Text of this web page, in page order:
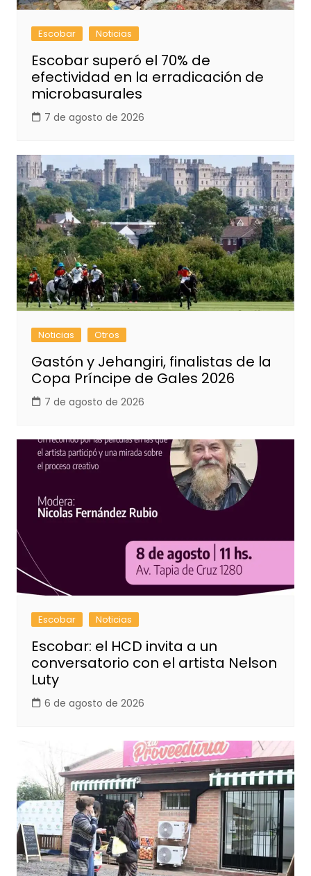
Escobar Noticias
Escobar superó el 70% de
efectividad en la erradicación de
microbasurales
7 de agosto de 2026
Noticias Otros
Gastón y Jehangiri, finalistas de la
Copa Príncipe de Gales 2026
7 de agosto de 2026
Escobar Noticias
Escobar: el HCD invita a un
conversatorio con el artista Nelson
Luty
6 de agosto de 2026